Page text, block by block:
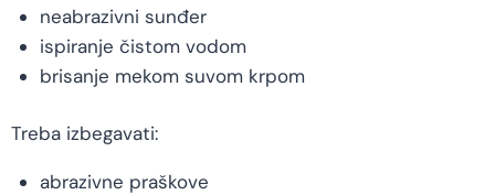
neabrazivni sunđer
ispiranje čistom vodom
brisanje mekom suvom krpom
Treba izbegavati:
abrazivne praškove